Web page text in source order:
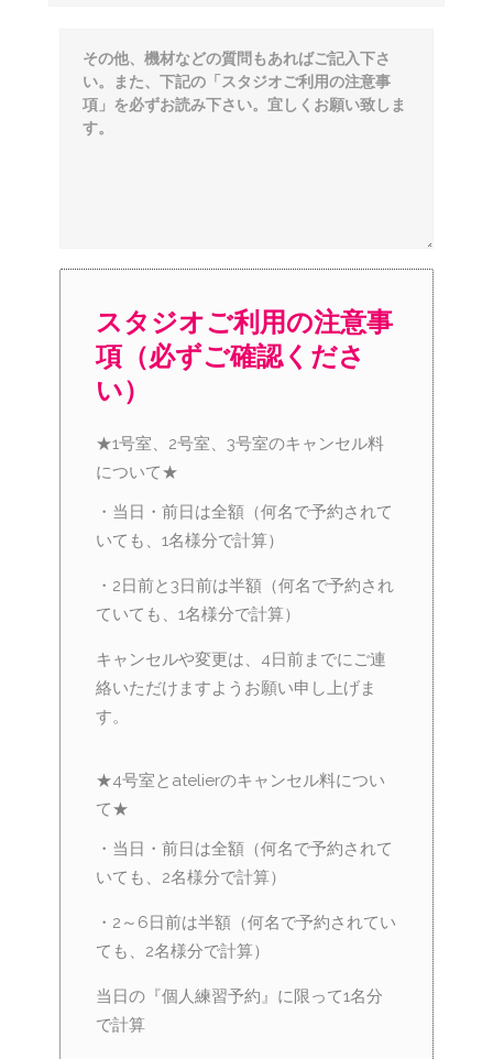
スタジオご利用の注意事
項（必ずご確認くださ
い）
★1号室、2号室、3号室のキャンセル料
について★
・当日・前日は全額（何名で予約されて
いても、1名様分で計算）
・2日前と3日前は半額（何名で予約され
ていても、1名様分で計算）
キャンセルや変更は、4日前までにご連
絡いただけますようお願い申し上げま
す。
★4号室とatelierのキャンセル料につい
て★
・当日・前日は全額（何名で予約されて
いても、2名様分で計算）
・2～6日前は半額（何名で予約されてい
ても、2名様分で計算）
当日の『個人練習予約』に限って1名分
で計算